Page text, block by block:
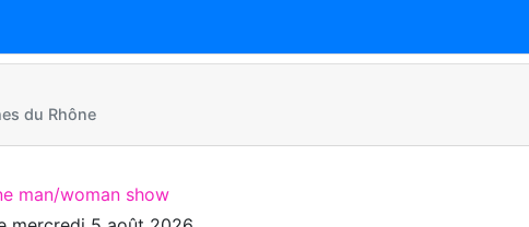
du Rhône
man/woman show